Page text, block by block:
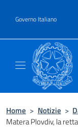
Governo Italiano
Home > Notizie >
Matera Plovdiv, la